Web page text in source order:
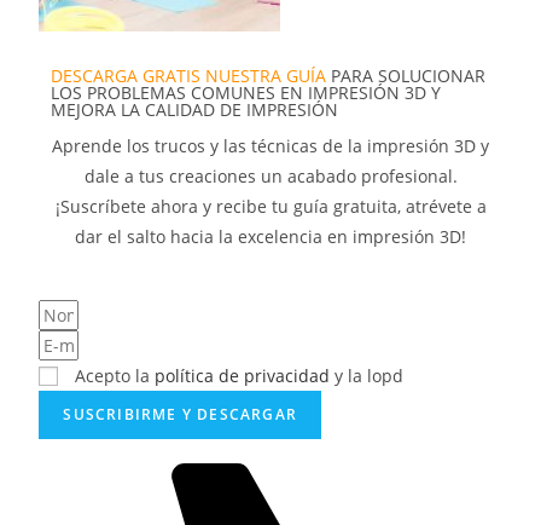
DESCARGA GRATIS NUESTRA GUÍA PARA SOLUCIONAR
LOS PROBLEMAS COMUNES EN IMPRESIÓN 3D Y
MEJORA LA CALIDAD DE IMPRESIÓN
Aprende los trucos y las técnicas de la impresión 3D y
dale a tus creaciones un acabado profesional.
¡Suscríbete ahora y recibe tu guía gratuita, atrévete a
dar el salto hacia la excelencia en impresión 3D!
Acepto la política de privacidad y la lopd
SUSCRIBIRME Y DESCARGAR